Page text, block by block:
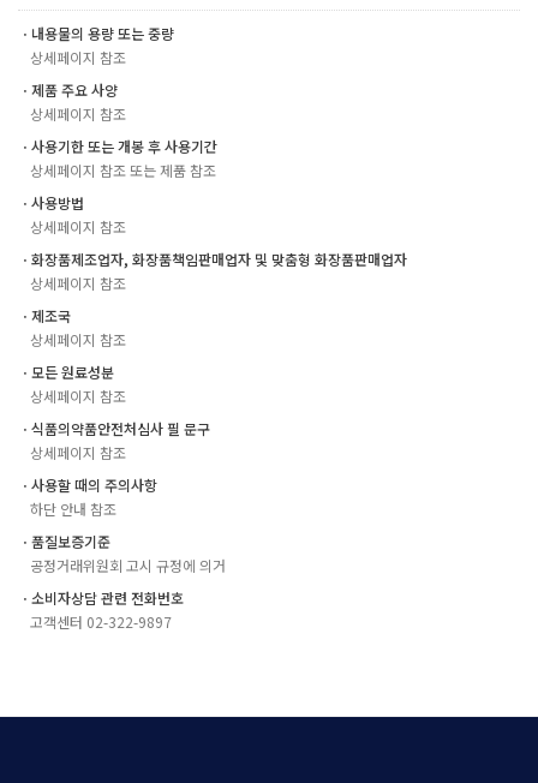
ㆍ내용물의 용량 또는 중량
상세페이지 참조
ㆍ제품 주요 사양
상세페이지 참조
ㆍ사용기한 또는 개봉 후 사용기간
상세페이지 참조 또는 제품 참조
ㆍ사용방법
상세페이지 참조
ㆍ화장품제조업자, 화장품책임판매업자 및 맞춤형 화장품판매업자
상세페이지 참조
ㆍ제조국
상세페이지 참조
ㆍ모든 원료성분
상세페이지 참조
ㆍ식품의약품안전처심사 필 문구
상세페이지 참조
ㆍ사용할 때의 주의사항
하단 안내 참조
ㆍ품질보증기준
공정거래위원회 고시 규정에 의거
ㆍ소비자상담 관련 전화번호
고객센터 02-322-9897